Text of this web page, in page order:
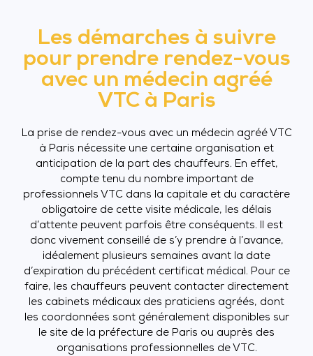
Les démarches à suivre
pour prendre rendez-vous
avec un médecin agréé
VTC à Paris
La prise de rendez-vous avec un médecin agréé VTC
à Paris nécessite une certaine organisation et
anticipation de la part des chauffeurs. En effet,
compte tenu du nombre important de
professionnels VTC dans la capitale et du caractère
obligatoire de cette visite médicale, les délais
d’attente peuvent parfois être conséquents. Il est
donc vivement conseillé de s’y prendre à l’avance,
idéalement plusieurs semaines avant la date
d’expiration du précédent certificat médical. Pour ce
faire, les chauffeurs peuvent contacter directement
les cabinets médicaux des praticiens agréés, dont
les coordonnées sont généralement disponibles sur
le site de la préfecture de Paris ou auprès des
organisations professionnelles de VTC.